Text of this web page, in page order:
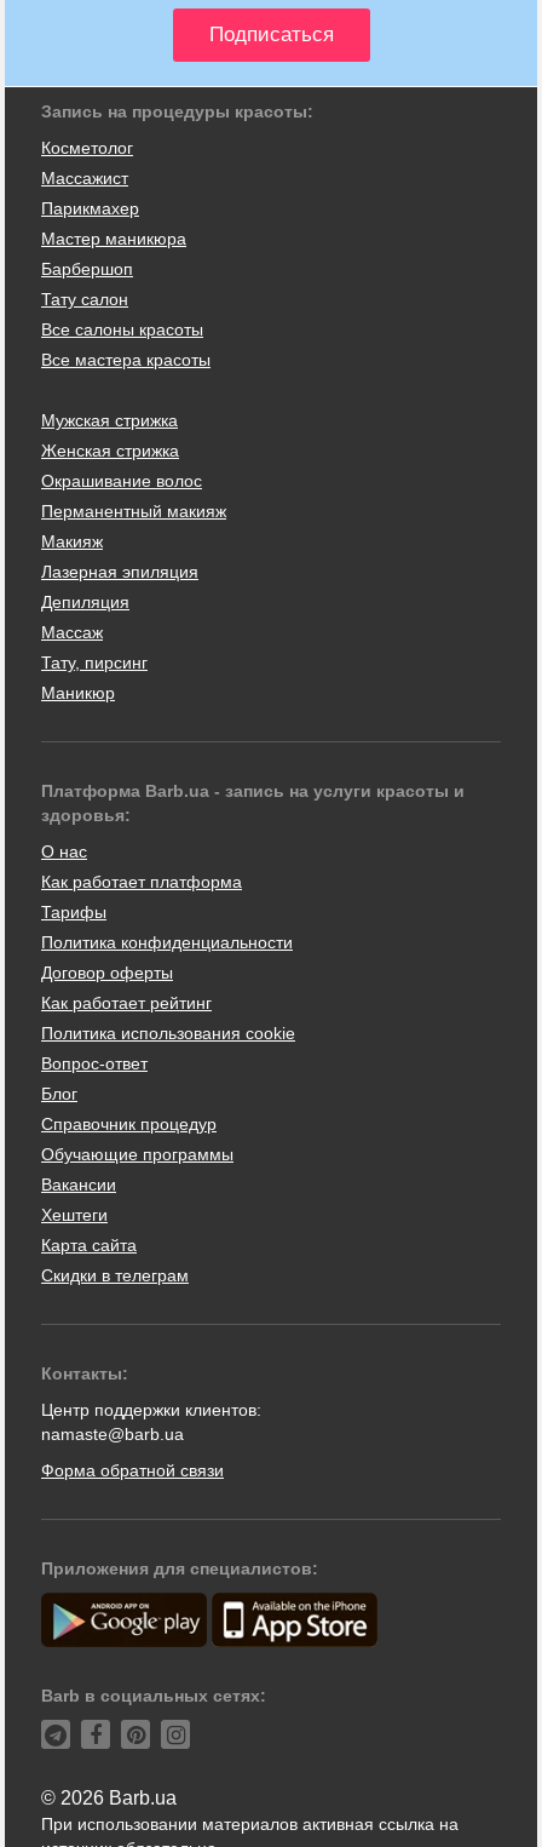
Запись на процедуры красоты:
Косметолог
Массажист
Парикмахер
Мастер маникюра
Барбершоп
Тату салон
Все салоны красоты
Все мастера красоты
Мужская стрижка
Женская стрижка
Окрашивание волос
Перманентный макияж
Макияж
Лазерная эпиляция
Депиляция
Массаж
Тату, пирсинг
Маникюр
Платформа Barb.ua - запись на услуги красоты и
здоровья:
О нас
Как работает платформа
Тарифы
Политика конфиденциальности
Договор оферты
Как работает рейтинг
Политика использования cookie
Вопрос-ответ
Блог
Справочник процедур
Обучающие программы
Вакансии
Хештеги
Карта сайта
Скидки в телеграм
Контакты:
Центр поддержки клиентов:
namaste@barb.ua
Форма обратной связи
Приложения для специалистов:
Barb в социальных сетях:
© 2026 Barb.ua
При использовании материалов активная ссылка на